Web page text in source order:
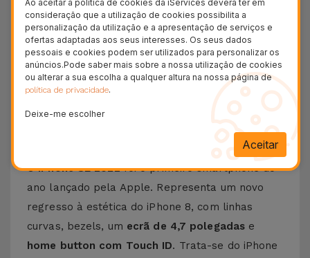
Clientes satisfeitos
+ 100.000
Garantia Duradoura
36 Meses
24H
Conheça o iPhone SE 2022
OiPhone SE 2022foi o primeiro smartphone do
ano lançado pela Apple. Representa um novo
regresso à estética do iPhone 8, com linhas
curvas, bezels, um ecrã de 4,7 polegadas e
home button com Touch ID. Trata-se do iPhone
Ao aceitar a política de cookies da iServices deverá ter em
consideração que a utilização de cookies possibilita a
personalização da utilização e a apresentação de serviços e
ofertas adaptadas aos seus interesses. Os seus dados
pessoais e cookies podem ser utilizados para personalizar os
anúncios.Pode saber mais sobre a nossa utilização de cookies
ou alterar a sua escolha a qualquer altura na nossa página de
política de privacidade.
Deixe-me escolher
Aceitar